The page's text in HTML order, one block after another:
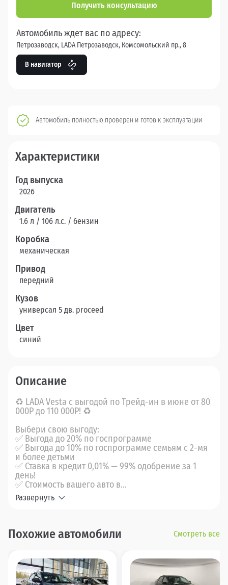
Получить консультацию
Автомобиль ждет вас по адресу:
Петрозаводск, LADA Петрозаводск, Комсомольский пр., 8
В навигатор
Автомобиль полностью проверен и готов к эксплуатации
Характеристики
Год выпуска
2026
Двигатель
1.6 л / 106 л.c. / бензин
Коробка
механическая
Привод
передний
Кузов
универсал 5 дв. proceed
Цвет
синий
Описание
♻ LADA Vesta с выгодой по Трейд-ин в июне от 80
000Р до 110 000Р! ♻
Выбери свою выгоду:
✅ Выгода до 20% по госпрограмме
✅ Выгода до 10% по госпрограмме семьям с 2-мя
и более детьми
✅ Ставка в кредит 0,01% — 99% одобрение за 1
день!
✅ Стоимость вашего авто в...
Развернуть
Похожие автомобили Смотреть все